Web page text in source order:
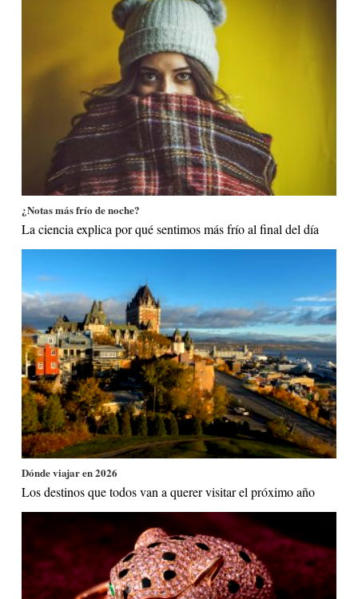
¿Notas más frío de noche?
La ciencia explica por qué sentimos más frío al final del día
Dónde viajar en 2026
Los destinos que todos van a querer visitar el próximo año